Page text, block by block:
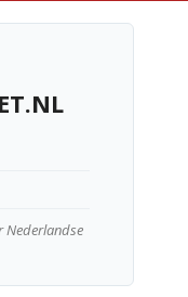
t
Nederlandse